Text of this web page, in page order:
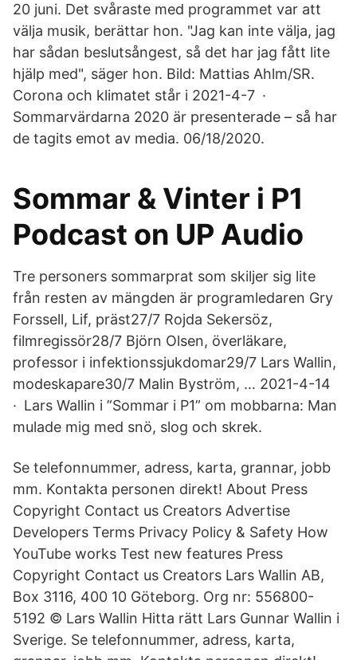
20 juni. Det svåraste med programmet var att
välja musik, berättar hon. "Jag kan inte välja, jag
har sådan beslutsångest, så det har jag fått lite
hjälp med", säger hon. Bild: Mattias Ahlm/SR.
Corona och klimatet står i 2021-4-7 ·
Sommarvärdarna 2020 är presenterade – så har
de tagits emot av media. 06/18/2020.
Sommar & Vinter i P1
Podcast on UP Audio
Tre personers sommarprat som skiljer sig lite
från resten av mängden är programledaren Gry
Forssell, Lif, präst27/7 Rojda Sekersöz,
filmregissör28/7 Björn Olsen, överläkare,
professor i infektionssjukdomar29/7 Lars Wallin,
modeskapare30/7 Malin Byström, … 2021-4-14
· Lars Wallin i ”Sommar i P1” om mobbarna: Man
mulade mig med snö, slog och skrek.
Se telefonnummer, adress, karta, grannar, jobb
mm. Kontakta personen direkt! About Press
Copyright Contact us Creators Advertise
Developers Terms Privacy Policy & Safety How
YouTube works Test new features Press
Copyright Contact us Creators Lars Wallin AB,
Box 3116, 400 10 Göteborg. Org nr: 556800-
5192 © Lars Wallin Hitta rätt Lars Gunnar Wallin i
Sverige. Se telefonnummer, adress, karta,